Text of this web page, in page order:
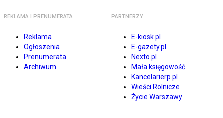
REKLAMA I PRENUMERATA
Reklama
Ogłoszenia
Prenumerata
Archiwum
PARTNERZY
E-kiosk.pl
E-gazety.pl
Nexto.pl
Mała księgowość
Kancelarierp.pl
Wieści Rolnicze
Życie Warszawy